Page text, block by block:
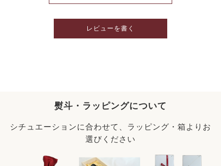
レビューを書く
熨斗・ラッピングについて
シチュエーションに合わせて、ラッピング・箱よりお
選びください